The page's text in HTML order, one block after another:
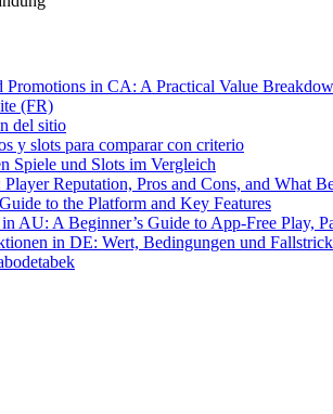
Promotions in CA: A Practical Value
(FR)
del sitio
y slots para comparar con criterio
Spiele und Slots im Vergleich
Reputation, Pros and Cons, and What
to the Platform and Key Features
AU: A Beginner’s Guide to App-Free Play,
in DE: Wert, Bedingungen und